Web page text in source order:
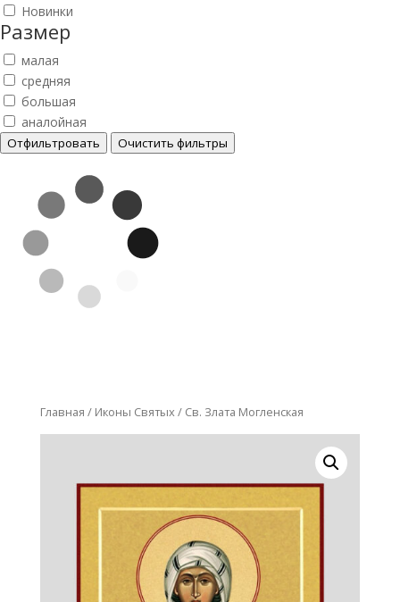
Новинки
Размер
малая
средняя
большая
аналойная
Отфильтровать Очистить фильтры
Главная / Иконы Святых/ Св. Злата Могленская